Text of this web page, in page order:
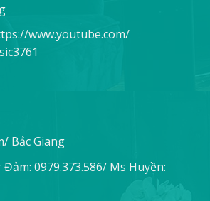
www.youtube.com/
Bắc Giang
Đảm: 0979.373.586/ Ms Huyền: